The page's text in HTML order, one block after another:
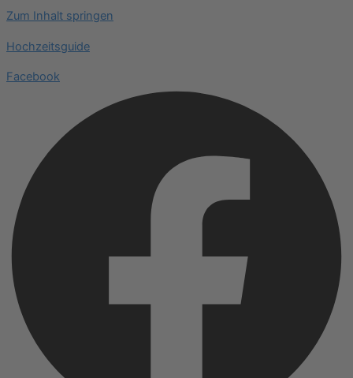
Zum Inhalt springen
Hochzeitsguide
Facebook